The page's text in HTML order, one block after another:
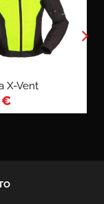
X-Vent
€